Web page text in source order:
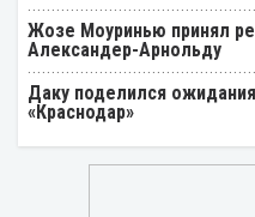
Жозе Моуринью принял
Александер-Арнольду
Даку поделился
«Краснодар»